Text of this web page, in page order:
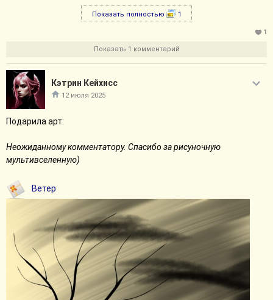
Показать полностью 1
1
Показать 1 комментарий
Кэтрин Кейхисc
12 июля 2025
Подарила арт:
Неожиданному комментатору. Спасибо за рисуночную
мультивселенную)
Ветер